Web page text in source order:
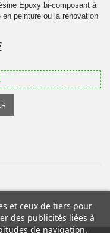
Epoxy bi-composant à
peinture ou la rénovation
et ceux de tiers pour
des publicités liées à
de navigation.